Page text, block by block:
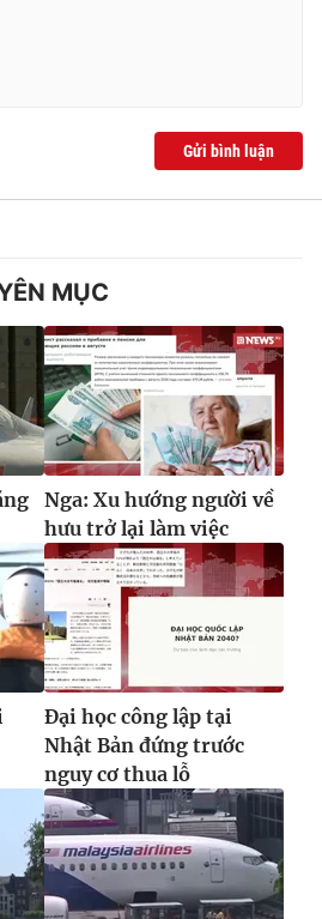
Gửi bình luận
MỤC
Nga: Xu hướng người về
hưu trở lại làm việc
Đại học công lập tại
Nhật Bản đứng trước
nguy cơ thua lỗ